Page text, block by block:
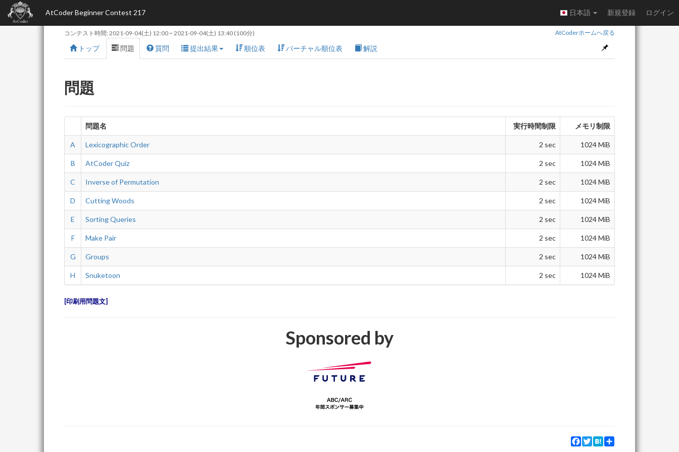
AtCoder Beginner Contest 217 日本語 新規登録 ログイン
コンテスト時間: 2021-09-04(土) 12:00~ 2021-09-04(土) 13:40 (100分) AtCoderホームへ戻る
トップ 問題 質問 提出結果 順位表 バーチャル順位表 解説
問題
問題名 実行時間制限 メモリ制限
A Lexicographic Order 2 sec 1024 MiB
B AtCoder Quiz 2 sec 1024 MiB
C Inverse of Permutation 2 sec 1024 MiB
D Cutting Woods 2 sec 1024 MiB
E Sorting Queries 2 sec 1024 MiB
F Make Pair 2 sec 1024 MiB
G Groups 2 sec 1024 MiB
H Snuketoon 2 sec 1024 MiB
印刷用問題文
Sponsored by
Facebook
Twitter
Hatena